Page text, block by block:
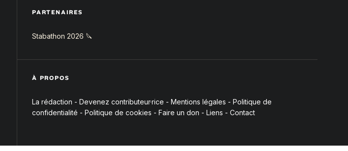
PARTENAIRES
Stabathon 2026 🔪
À PROPOS
La rédaction - Devenez contributeur·rice - Mentions légales - Politique de
confidentialité - Politique de cookies - Faire un don - Liens - Contact